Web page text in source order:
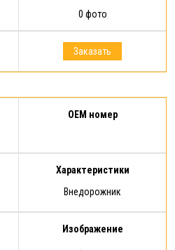
0 фото
Заказать
OEM номер
Характеристики
Внедорожник
Изображение